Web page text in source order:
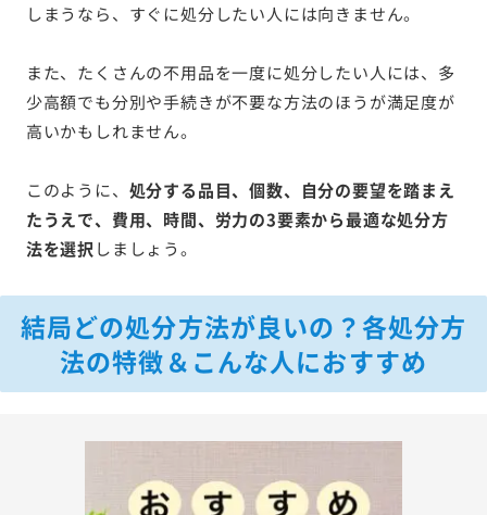
しまうなら、すぐに処分したい人には向きません。
また、たくさんの不用品を一度に処分したい人には、多
少高額でも分別や手続きが不要な方法のほうが満足度が
高いかもしれません。
このように、 処分する品目、個数、自分の要望を踏まえ
たうえで、費用、時間、労力の3要素から最適な処分方
法を選択 しましょう。
結局どの処分方法が良いの？各処分方
法の特徴＆こんな人におすすめ